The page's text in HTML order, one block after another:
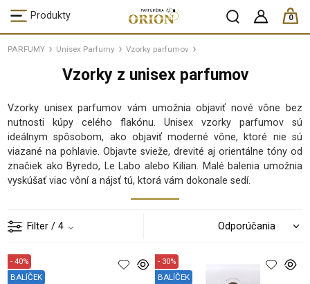
Produkty 0
ks /
PARFUMY Unisex Parfumy Vzorky parfumov
Vzorky z unisex parfumov
Vzorky unisex parfumov vám umožnia objaviť nové vône bez
nutnosti kúpy celého flakónu. Unisex vzorky parfumov sú
ideálnym spôsobom, ako objaviť moderné vône, ktoré nie sú
viazané na pohlavie. Objavte svieže, drevité aj orientálne tóny od
značiek ako Byredo, Le Labo alebo Kilian. Malé balenia umožnia
vyskúšať viac vôní a nájsť tú, ktorá vám dokonale sedí.
Filter / 4
- 40%
BALÍČEK
- 30%
BALÍČEK